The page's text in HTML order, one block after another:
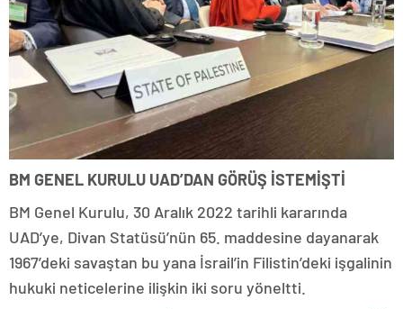
BM GENEL KURULU UAD’DAN GÖRÜŞ İSTEMİŞTİ
BM Genel Kurulu, 30 Aralık 2022 tarihli kararında
UAD’ye, Divan Statüsü’nün 65. maddesine dayanarak
1967’deki savaştan bu yana İsrail’in Filistin’deki işgalinin
hukuki neticelerine ilişkin iki soru yöneltti.